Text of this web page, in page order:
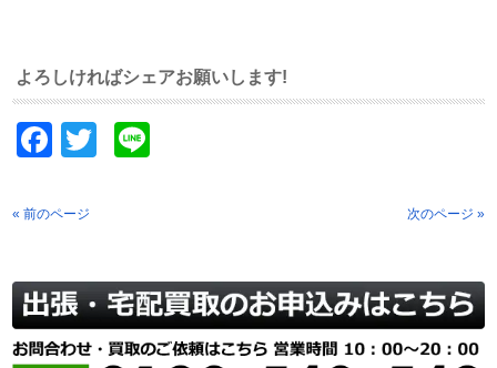
よろしければシェアお願いします!
Facebook
Twitter
« 前のページ 次のページ »